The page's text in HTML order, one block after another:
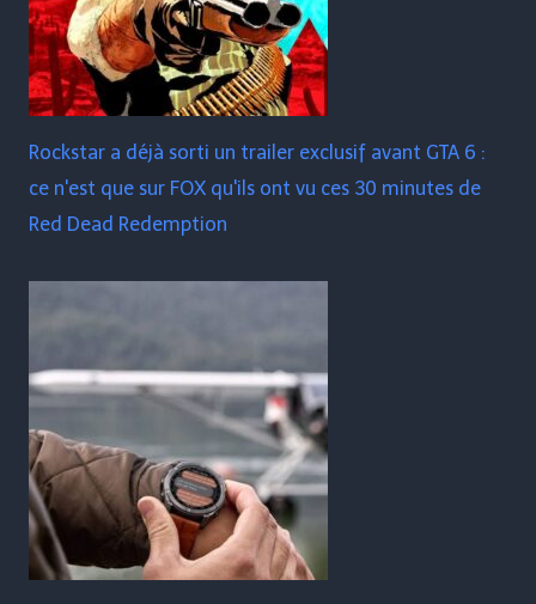
Rockstar a déjà sorti un trailer exclusif avant GTA 6 :
ce n'est que sur FOX qu'ils ont vu ces 30 minutes de
Red Dead Redemption